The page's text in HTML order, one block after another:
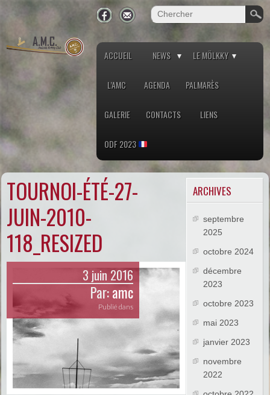
ACCUEIL NEWS LE MÖLKKY
L’AMC AGENDA PALMARÈS
GALERIE CONTACTS LIENS
ODF 2023
TOURNOI-ÉTÉ-27-
JUIN-2010-
118_RESIZED
3 juin 2016
Par:amc
Publié dans
ARCHIVES
septembre
2025
octobre 2024
décembre
2023
octobre 2023
mai 2023
janvier 2023
novembre
2022